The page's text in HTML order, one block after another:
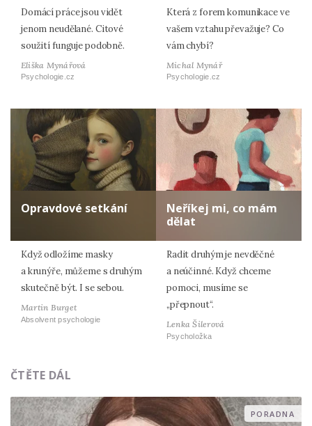
Domácí práce jsou vidět
jenom neudělané. Citové
soužití funguje podobně.
Eliška Mynářová
Psychologie.cz
Která z forem komunikace ve
vašem vztahu převažuje? Co
vám chybí?
Michal Mynář
Psychologie.cz
Opravdové setkání
Když odložíme masky
a krunýře, můžeme s druhým
skutečně být. I se sebou.
Martin Burget
Absolvent psychologie
Neříkej mi, co mám
dělat
Radit druhým je nevděčné
a neúčinné. Když chceme
pomoci, musíme se
„přepnout“.
Lenka Šilerová
Psycholožka
ČTĚTE DÁL
PORADNA